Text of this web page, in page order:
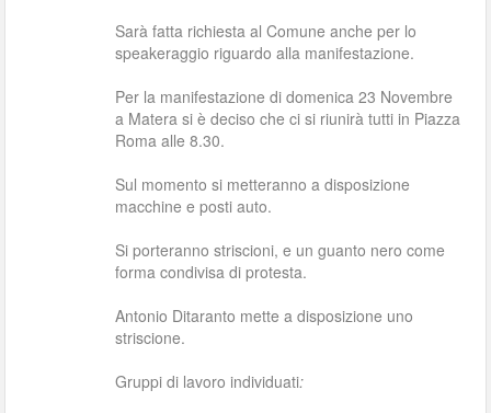
Sarà fatta richiesta al Comune anche per lo
speakeraggio riguardo alla manifestazione.
Per la manifestazione di domenica 23 Novembre
a Matera si è deciso che ci si riunirà tutti in Piazza
Roma alle 8.30.
Sul momento si metteranno a disposizione
macchine e posti auto.
Si porteranno striscioni, e un guanto nero come
forma condivisa di protesta.
Antonio Ditaranto mette a disposizione uno
striscione.
Gruppi di lavoro individuati: